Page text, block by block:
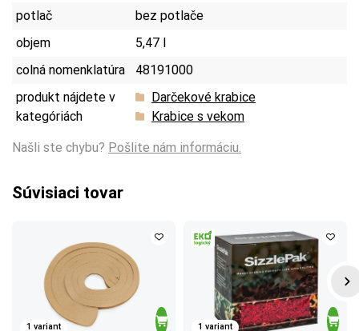
potlač
bez potlače
objem
5,47 l
colná nomenklatúra
48191000
produkt nájdete v
kategóriách
Darčekové krabice
Krabice s vekom
Našli ste chybu? Pošlite nám informáciu.
Súvisiaci tovar
1 variant 1 variant